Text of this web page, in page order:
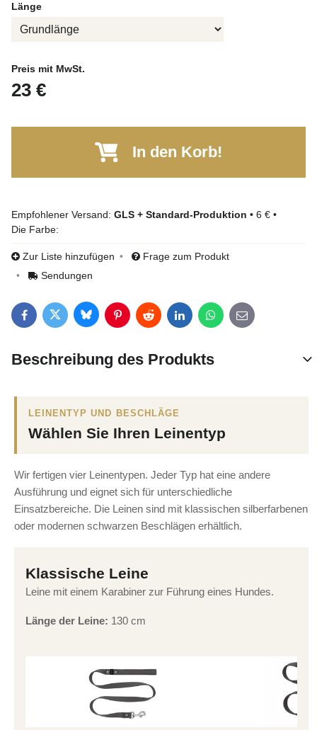
Länge
Preis mit MwSt.
23 €
In den Korb!
GLS + Standard-Produktion • 6 € •
Die Farbe:
Zur Liste hinzufügen
Frage zum Produkt
Sendungen
FacebookTwitterBlueskyPinterestRedditLinkedInWhatsApp
E-mail
Beschreibung des Produkts
LEINENTYP UND BESCHLÄGE
Wählen Sie Ihren Leinentyp
Wir fertigen vier Leinentypen. Jeder Typ hat eine andere
Ausführung und eignet sich für unterschiedliche
Einsatzbereiche. Die Leinen sind mit klassischen silberfarbenen
oder modernen schwarzen Beschlägen erhältlich.
Klassische Leine
Leine mit einem Karabiner zur Führung eines Hundes.
Länge der Leine: 130 cm